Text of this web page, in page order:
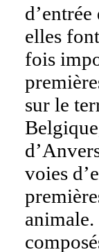
elles
fois
sur le
voies